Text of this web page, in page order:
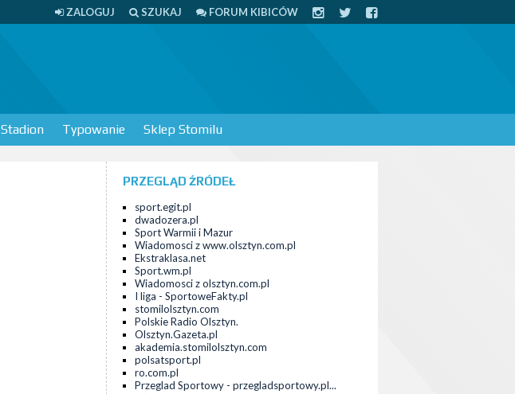
ZALOGUJ SZUKAJ FORUM KIBICÓW
Stadion Typowanie Sklep Stomilu
PRZEGLĄD ŹRÓDEŁ
sport.egit.pl
dwadozera.pl
Sport Warmii i Mazur
Wiadomosci z www.olsztyn.com.pl
Ekstraklasa.net
Sport.wm.pl
Wiadomosci z olsztyn.com.pl
I liga - SportoweFakty.pl
stomilolsztyn.com
Polskie Radio Olsztyn.
Olsztyn.Gazeta.pl
akademia.stomilolsztyn.com
polsatsport.pl
ro.com.pl
Przeglad Sportowy - przegladsportowy.pl...